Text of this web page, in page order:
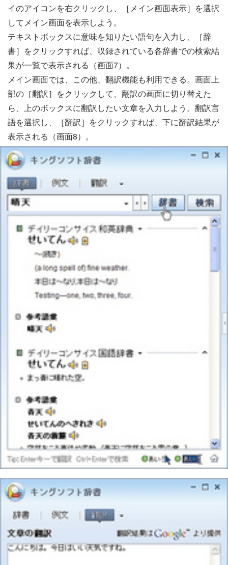
イのアイコンを右クリックし、［メイン画面表示］を選択
してメイン画面を表示しよう。
テキストボックスに意味を知りたい語句を入力し、［辞
書］をクリックすれば、収録されている各辞書での検索結
果が一覧で表示される（画面7）。
メイン画面では、この他、翻訳機能も利用できる。画面上
部の［翻訳］をクリックして、翻訳の画面に切り替えた
ら、上のボックスに翻訳したい文章を入力しよう。翻訳言
語を選択し、［翻訳］をクリックすれば、下に翻訳結果が
表示される（画面8）。